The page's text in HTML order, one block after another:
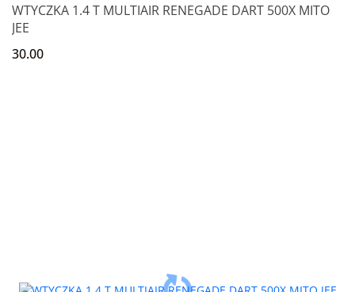
WTYCZKA 1.4 T MULTIAIR RENEGADE DART 500X MITO
JEE
30.00